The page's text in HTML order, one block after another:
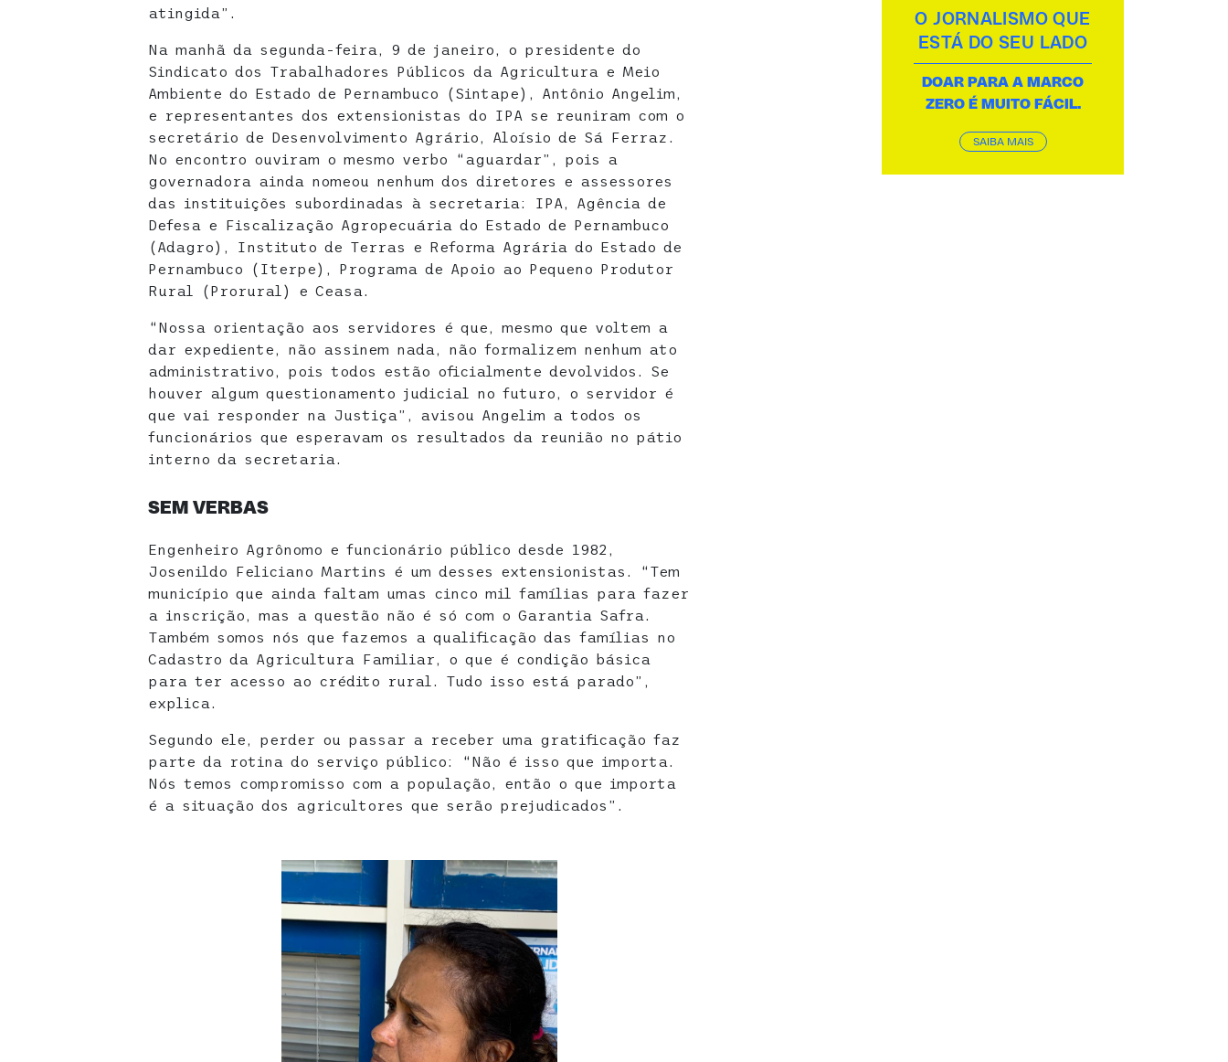
atingida”.
Na manhã da segunda-feira, 9 de janeiro, o presidente do
Sindicato dos Trabalhadores Públicos da Agricultura e Meio
Ambiente do Estado de Pernambuco (Sintape), Antônio Angelim,
e representantes dos extensionistas do IPA se reuniram com o
secretário de Desenvolvimento Agrário, Aloísio de Sá Ferraz.
No encontro ouviram o mesmo verbo “aguardar”, pois a
governadora ainda nomeou nenhum dos diretores e assessores
das instituições subordinadas à secretaria: IPA, Agência de
Defesa e Fiscalização Agropecuária do Estado de Pernambuco
(Adagro), Instituto de Terras e Reforma Agrária do Estado de
Pernambuco (Iterpe), Programa de Apoio ao Pequeno Produtor
Rural (Prorural) e Ceasa.
“Nossa orientação aos servidores é que, mesmo que voltem a
dar expediente, não assinem nada, não formalizem nenhum ato
administrativo, pois todos estão oficialmente devolvidos. Se
houver algum questionamento judicial no futuro, o servidor é
que vai responder na Justiça”, avisou Angelim a todos os
funcionários que esperavam os resultados da reunião no pátio
interno da secretaria.
SEM VERBAS
Engenheiro Agrônomo e funcionário público desde 1982,
Josenildo Feliciano Martins é um desses extensionistas. “Tem
município que ainda faltam umas cinco mil famílias para fazer
a inscrição, mas a questão não é só com o Garantia Safra.
Também somos nós que fazemos a qualificação das famílias no
Cadastro da Agricultura Familiar, o que é condição básica
para ter acesso ao crédito rural. Tudo isso está parado”,
explica.
Segundo ele, perder ou passar a receber uma gratificação faz
parte da rotina do serviço público: “Não é isso que importa.
Nós temos compromisso com a população, então o que importa
é a situação dos agricultores que serão prejudicados”.
O JORNALISMO QUE
ESTÁ DO SEU LADO
DOAR PARA A MARCO
ZERO É MUITO FÁCIL.
SAIBA MAIS